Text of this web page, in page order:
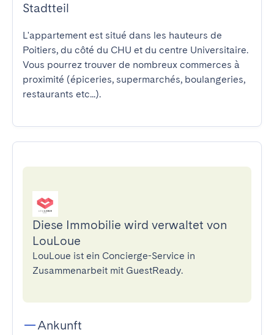
Stadtteil
L'appartement est situé dans les hauteurs de
Poitiers, du côté du CHU et du centre Universitaire.
Vous pourrez trouver de nombreux commerces à
proximité (épiceries, supermarchés, boulangeries,
restaurants etc...).
Diese Immobilie wird verwaltet von
LouLoue
LouLoue ist ein Concierge-Service in
Zusammenarbeit mit GuestReady.
Ankunft